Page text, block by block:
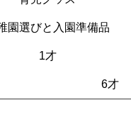
園選びと入園準備品
1才
6才